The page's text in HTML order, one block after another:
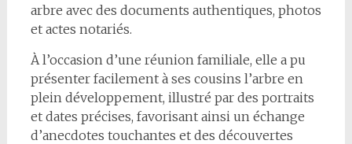
arbre avec des documents authentiques, photos
et actes notariés.
À l’occasion d’une réunion familiale, elle a pu
présenter facilement à ses cousins l’arbre en
plein développement, illustré par des portraits
et dates précises, favorisant ainsi un échange
d’anecdotes touchantes et des découvertes